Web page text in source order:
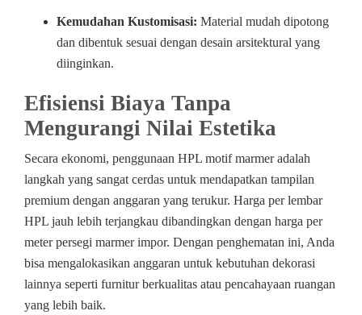
Kemudahan Kustomisasi: Material mudah dipotong
dan dibentuk sesuai dengan desain arsitektural yang
diinginkan.
Efisiensi Biaya Tanpa
Mengurangi Nilai Estetika
Secara ekonomi, penggunaan HPL motif marmer adalah
langkah yang sangat cerdas untuk mendapatkan tampilan
premium dengan anggaran yang terukur. Harga per lembar
HPL jauh lebih terjangkau dibandingkan dengan harga per
meter persegi marmer impor. Dengan penghematan ini, Anda
bisa mengalokasikan anggaran untuk kebutuhan dekorasi
lainnya seperti furnitur berkualitas atau pencahayaan ruangan
yang lebih baik.